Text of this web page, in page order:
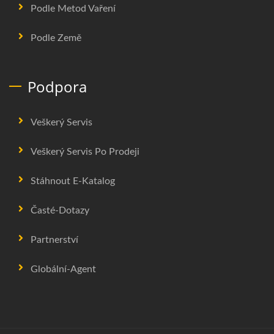
Podle Metod Vaření
Podle Země
Podpora
Veškerý Servis
Veškerý Servis Po Prodeji
Stáhnout E-Katalog
Časté-Dotazy
Partnerství
Globální-Agent